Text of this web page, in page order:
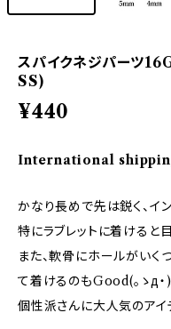
スパイクネジパーツ
SS)
¥440
International
かなり長めで先は鋭く
特にラブレットに着けると
また、軟骨にホールがいく
て着けるのもGood(。ゝд
個性派さんに大人気のア